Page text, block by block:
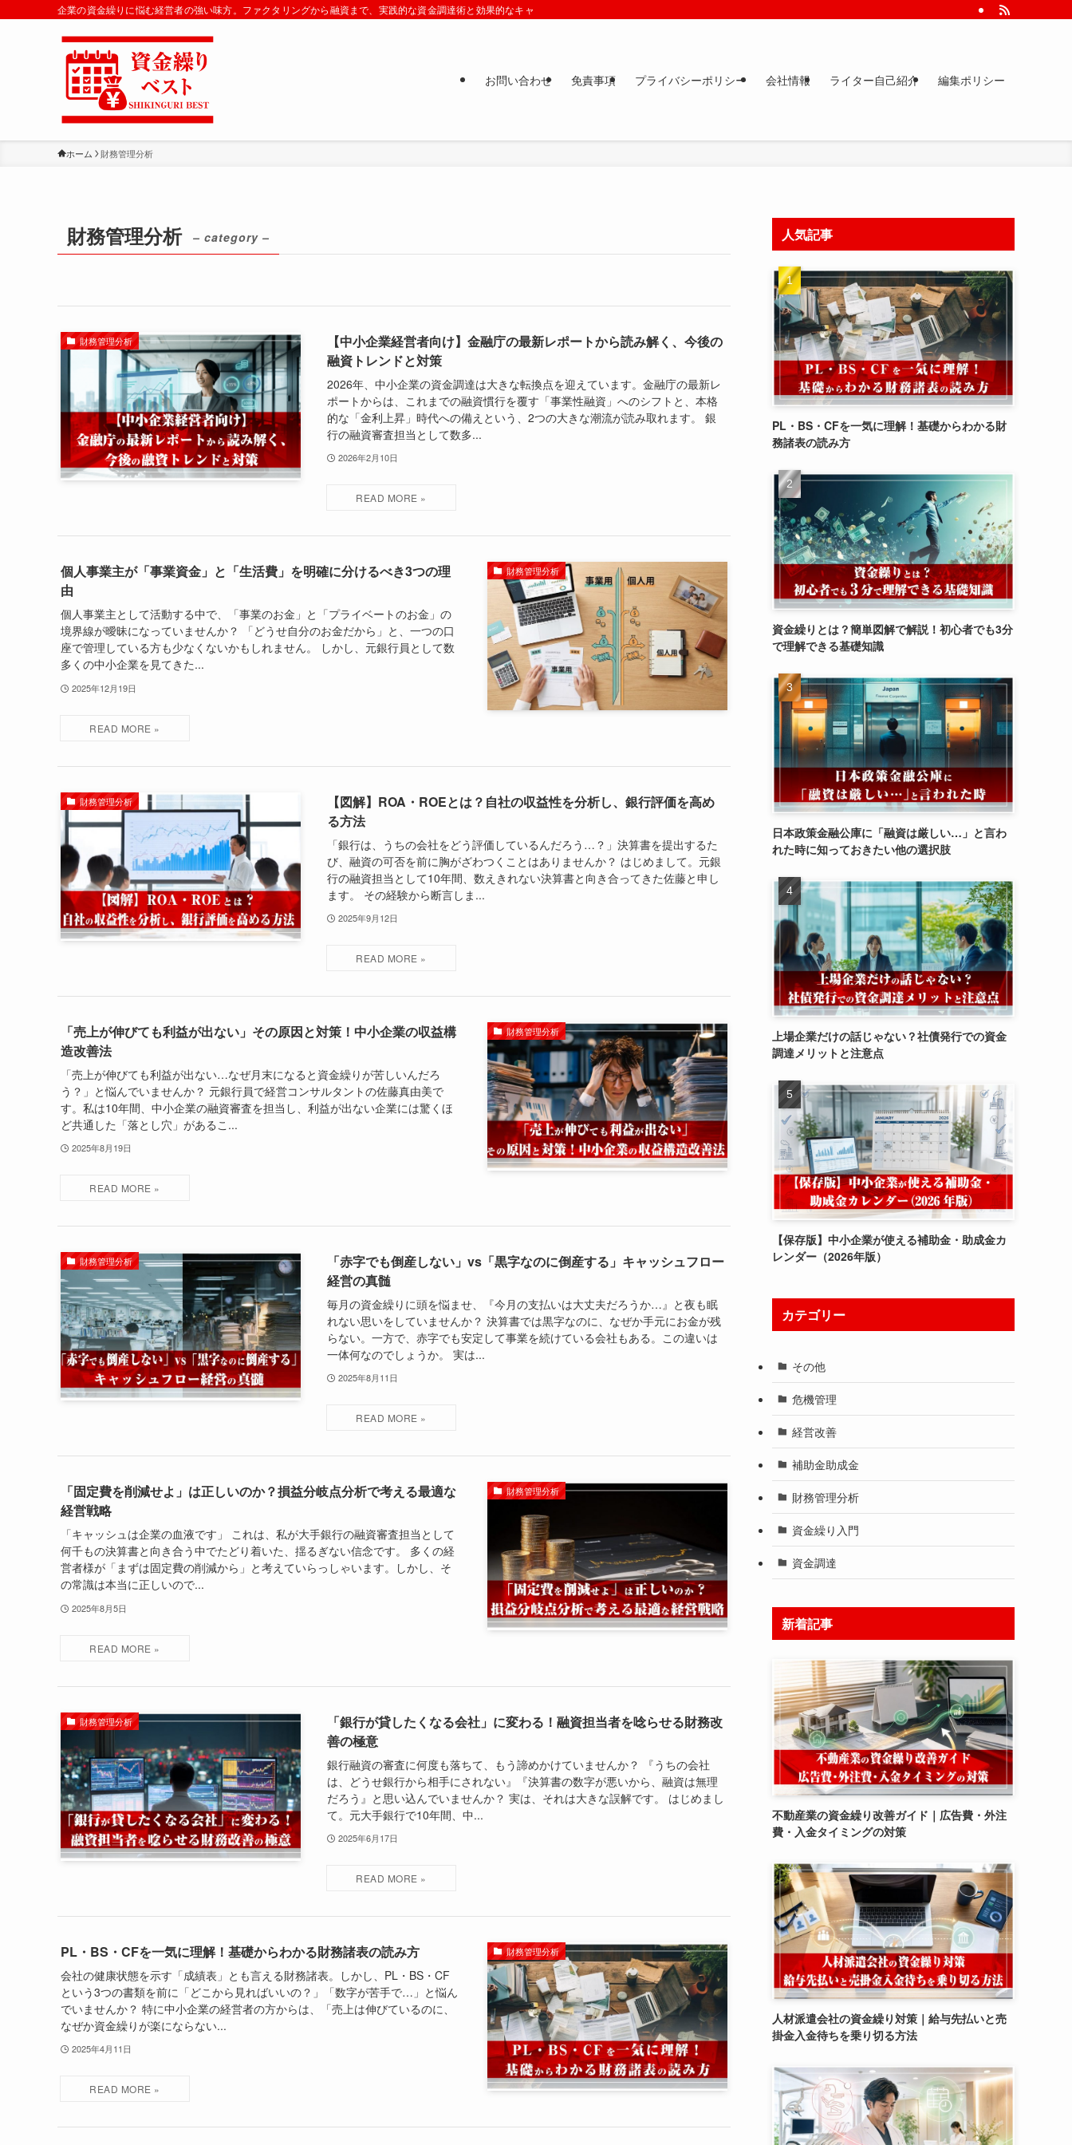
企業の資金繰りに悩む経営者の強い味方。ファクタリングから融資まで、実践的な資金調達術と効果的なキャッシュフロー改善策をプロの視点でわかりやすく解説します。
お問い合わせ 免責事項 プライバシーポリシー 会社情報 ライター自己紹介 編集ポリシー
ホーム 財務管理分析
財務管理分析 – category –
財務管理分析
【中小企業経営者向け】金融庁の最新レポートから読み解く、今後の
融資トレンドと対策
2026年、中小企業の資金調達は大きな転換点を迎えています。金融庁の最新レ
ポートからは、これまでの融資慣行を覆す「事業性融資」へのシフトと、本格
的な「金利上昇」時代への備えという、2つの大きな潮流が読み取れます。 銀
行の融資審査担当として数多...
2026年2月10日
財務管理分析
個人事業主が「事業資金」と「生活費」を明確に分けるべき3つの理
由
個人事業主として活動する中で、「事業のお金」と「プライベートのお金」の
境界線が曖昧になっていませんか？ 「どうせ自分のお金だから」と、一つの口
座で管理している方も少なくないかもしれません。 しかし、元銀行員として数
多くの中小企業を見てきた...
2025年12月19日
財務管理分析
【図解】ROA・ROEとは？自社の収益性を分析し、銀行評価を高め
る方法
「銀行は、うちの会社をどう評価しているんだろう…？」決算書を提出するた
び、融資の可否を前に胸がざわつくことはありませんか？ はじめまして。元銀
行の融資担当として10年間、数えきれない決算書と向き合ってきた佐藤と申し
ます。 その経験から断言しま...
2025年9月12日
財務管理分析
「売上が伸びても利益が出ない」その原因と対策！中小企業の収益構
造改善法
「売上が伸びても利益が出ない…なぜ月末になると資金繰りが苦しいんだろ
う？」と悩んでいませんか？ 元銀行員で経営コンサルタントの佐藤真由美で
す。私は10年間、中小企業の融資審査を担当し、利益が出ない企業には驚くほ
ど共通した「落とし穴」があるこ...
2025年8月19日
財務管理分析
「赤字でも倒産しない」vs「黒字なのに倒産する」キャッシュフロー
経営の真髄
毎月の資金繰りに頭を悩ませ、『今月の支払いは大丈夫だろうか…』と夜も眠
れない思いをしていませんか？ 決算書では黒字なのに、なぜか手元にお金が残
らない。一方で、赤字でも安定して事業を続けている会社もある。この違いは
一体何なのでしょうか。 実は...
2025年8月11日
財務管理分析
「固定費を削減せよ」は正しいのか？損益分岐点分析で考える最適な
経営戦略
「キャッシュは企業の血液です」 これは、私が大手銀行の融資審査担当として
何千もの決算書と向き合う中でたどり着いた、揺るぎない信念です。 多くの経
営者様が「まずは固定費の削減から」と考えていらっしゃいます。しかし、そ
の常識は本当に正しいので...
2025年8月5日
財務管理分析
「銀行が貸したくなる会社」に変わる！融資担当者を唸らせる財務改
善の極意
銀行融資の審査に何度も落ちて、もう諦めかけていませんか？ 『うちの会社
は、どうせ銀行から相手にされない』『決算書の数字が悪いから、融資は無理
だろう』と思い込んでいませんか？ 実は、それは大きな誤解です。 はじめまし
て。元大手銀行で10年間、中...
2025年6月17日
財務管理分析
PL・BS・CFを一気に理解！基礎からわかる財務諸表の読み方
会社の健康状態を示す「成績表」とも言える財務諸表。しかし、PL・BS・CF
という3つの書類を前に「どこから見ればいいの？」「数字が苦手で…」と悩ん
でいませんか？ 特に中小企業の経営者の方からは、「売上は伸びているのに、
なぜか資金繰りが楽にならない...
2025年4月11日
人気記事
PL・BS・CFを一気に理解！基礎からわかる財
務諸表の読み方
資金繰りとは？簡単図解で解説！初心者でも3分
で理解できる基礎知識
日本政策金融公庫に「融資は厳しい…」と言わ
れた時に知っておきたい他の選択肢
上場企業だけの話じゃない？社債発行での資金
調達メリットと注意点
【保存版】中小企業が使える補助金・助成金カ
レンダー（2026年版）
カテゴリー
その他
危機管理
経営改善
補助金助成金
財務管理分析
資金繰り入門
資金調達
新着記事
不動産業の資金繰り改善ガイド｜広告費・外注
費・入金タイミングの対策
人材派遣会社の資金繰り対策｜給与先払いと売
掛金入金待ちを乗り切る方法